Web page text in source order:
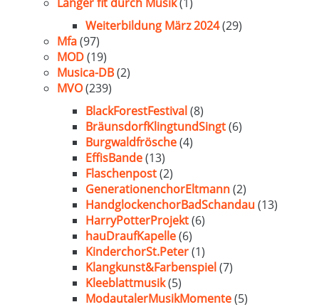
Weiterbildung März 2024(29)
Mfa(97)
MOD(19)
Musica-DB(2)
MVO(239)
BlackForestFestival(8)
BräunsdorfKlingtundSingt(6)
Burgwaldfrösche(4)
EffisBande(13)
Flaschenpost(2)
GenerationenchorEltmann(2)
HandglockenchorBadSchandau(13)
HarryPotterProjekt(6)
hauDraufKapelle(6)
KinderchorSt.Peter(1)
Klangkunst&Farbenspiel(7)
Kleeblattmusik(5)
ModautalerMusikMomente(5)